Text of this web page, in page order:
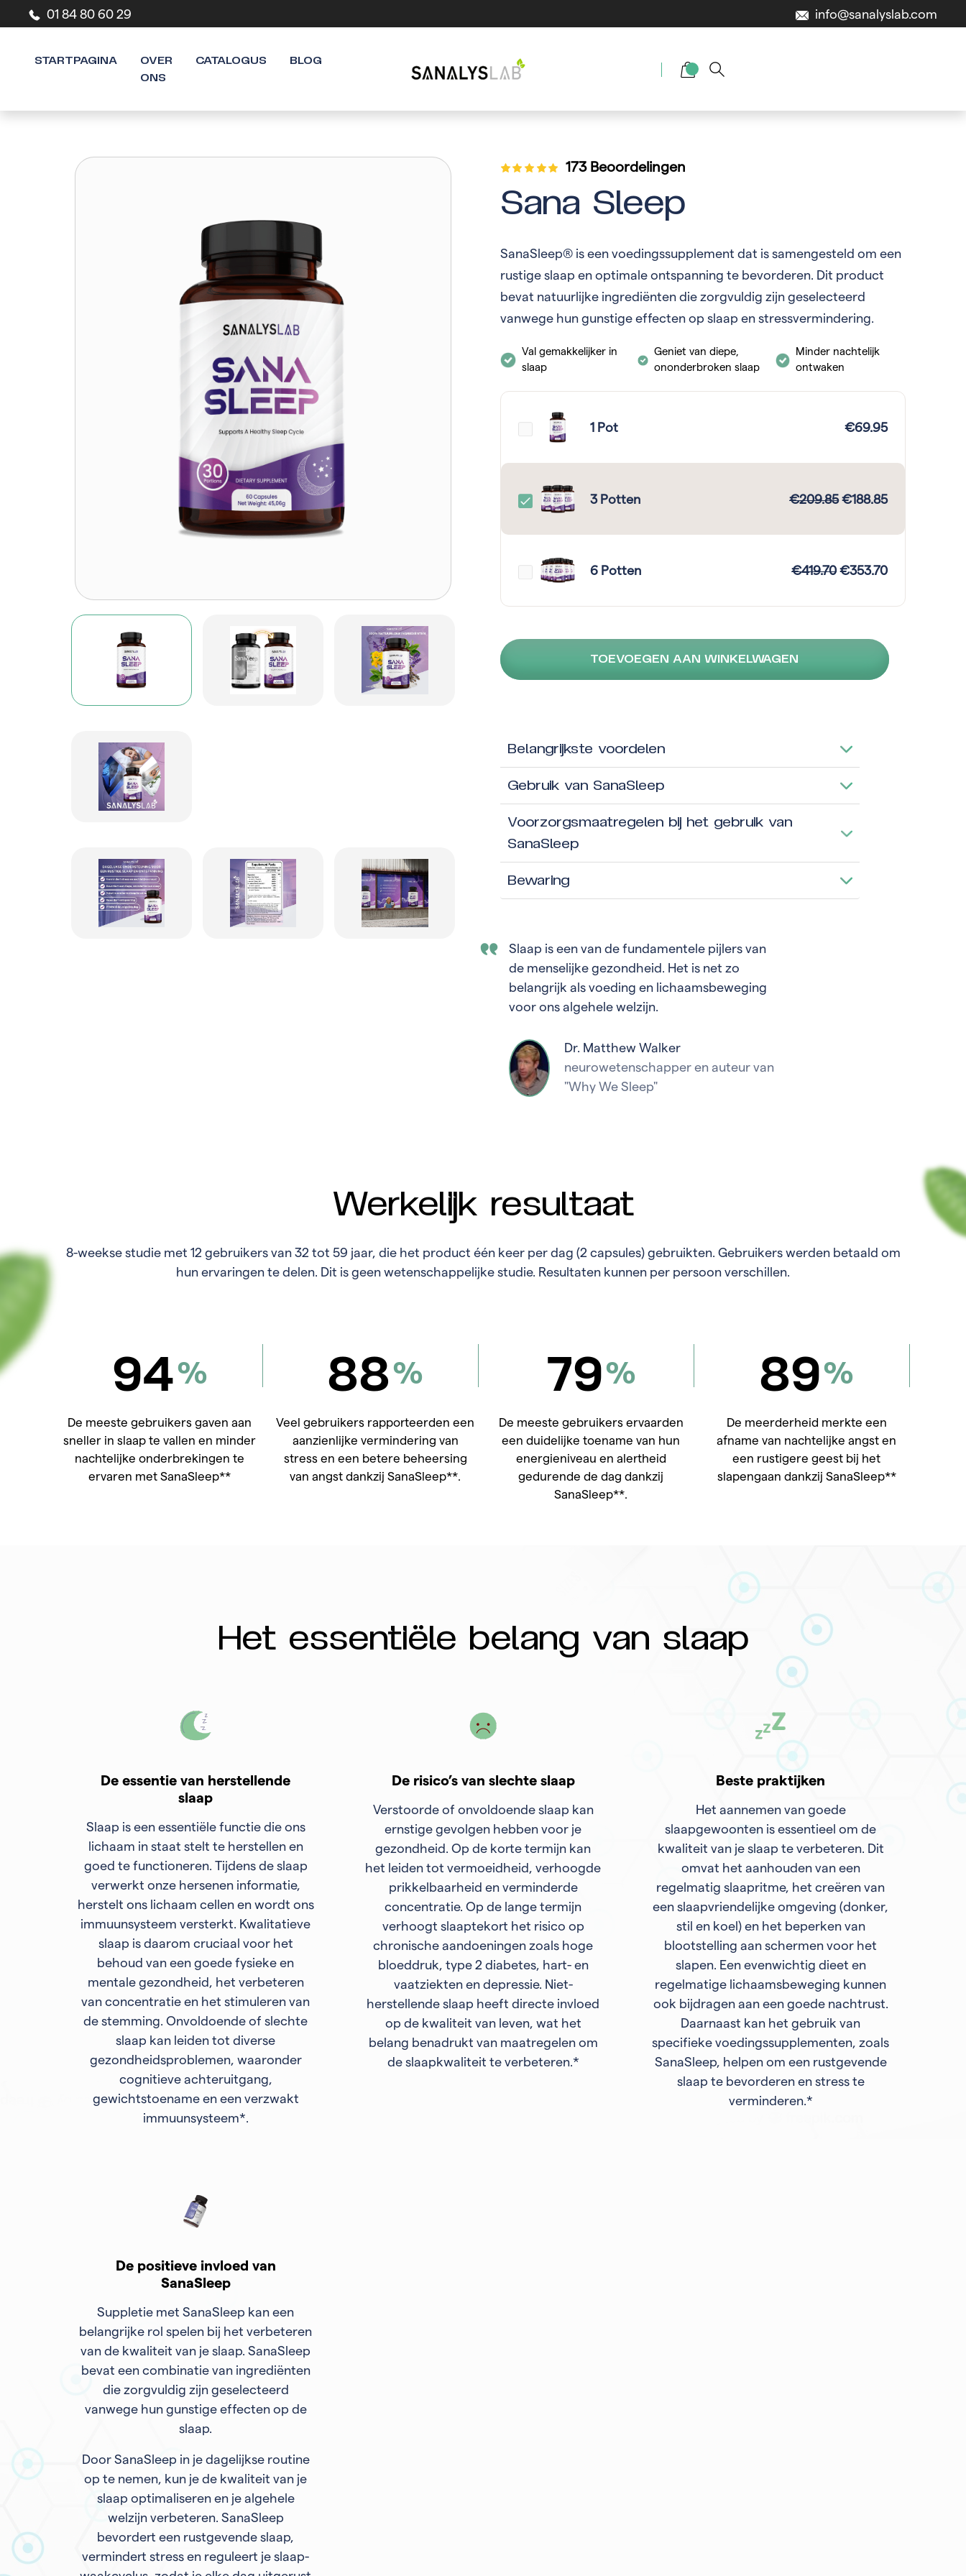
01 84 80 60 29 info@sanalyslab.com
STARTPAGINA
OVER
ONS
CATALOGUS BLOG
173 Beoordelingen
Sana Sleep
SanaSleep® is een voedingssupplement dat is samengesteld om een
rustige slaap en optimale ontspanning te bevorderen. Dit product
bevat natuurlijke ingrediënten die zorgvuldig zijn geselecteerd
vanwege hun gunstige effecten op slaap en stressvermindering.
Val gemakkelijker in
slaap
Geniet van diepe,
ononderbroken slaap
Minder nachtelijk
ontwaken
1 Pot €69.95
3 Potten €209.85 €188.85
6 Potten €419.70 €353.70
TOEVOEGEN AAN WINKELWAGEN
Belangrijkste voordelen
Gebruik van SanaSleep
Voorzorgsmaatregelen bij het gebruik van
SanaSleep
Bewaring
Slaap is een van de fundamentele pijlers van
de menselijke gezondheid. Het is net zo
belangrijk als voeding en lichaamsbeweging
voor ons algehele welzijn.
Dr. Matthew Walker
neurowetenschapper en auteur van
"Why We Sleep"
Werkelijk resultaat
8-weekse studie met 12 gebruikers van 32 tot 59 jaar, die het product één keer per dag (2 capsules) gebruikten. Gebruikers werden betaald om
hun ervaringen te delen. Dit is geen wetenschappelijke studie. Resultaten kunnen per persoon verschillen.
94%
De meeste gebruikers gaven aan
sneller in slaap te vallen en minder
nachtelijke onderbrekingen te
ervaren met SanaSleep**
88%
Veel gebruikers rapporteerden een
aanzienlijke vermindering van
stress en een betere beheersing
van angst dankzij SanaSleep**.
79%
De meeste gebruikers ervaarden
een duidelijke toename van hun
energieniveau en alertheid
gedurende de dag dankzij
SanaSleep**.
89%
De meerderheid merkte een
afname van nachtelijke angst en
een rustigere geest bij het
slapengaan dankzij SanaSleep**
Het essentiële belang van slaap
De essentie van herstellende
slaap
Slaap is een essentiële functie die ons
lichaam in staat stelt te herstellen en
goed te functioneren. Tijdens de slaap
verwerkt onze hersenen informatie,
herstelt ons lichaam cellen en wordt ons
immuunsysteem versterkt. Kwalitatieve
slaap is daarom cruciaal voor het
behoud van een goede fysieke en
mentale gezondheid, het verbeteren
van concentratie en het stimuleren van
de stemming. Onvoldoende of slechte
slaap kan leiden tot diverse
gezondheidsproblemen, waaronder
cognitieve achteruitgang,
gewichtstoename en een verzwakt
immuunsysteem*.
De risico’s van slechte slaap
Verstoorde of onvoldoende slaap kan
ernstige gevolgen hebben voor je
gezondheid. Op de korte termijn kan
het leiden tot vermoeidheid, verhoogde
prikkelbaarheid en verminderde
concentratie. Op de lange termijn
verhoogt slaaptekort het risico op
chronische aandoeningen zoals hoge
bloeddruk, type 2 diabetes, hart- en
vaatziekten en depressie. Niet-
herstellende slaap heeft directe invloed
op de kwaliteit van leven, wat het
belang benadrukt van maatregelen om
de slaapkwaliteit te verbeteren.*
Beste praktijken
Het aannemen van goede
slaapgewoonten is essentieel om de
kwaliteit van je slaap te verbeteren. Dit
omvat het aanhouden van een
regelmatig slaapritme, het creëren van
een slaapvriendelijke omgeving (donker,
stil en koel) en het beperken van
blootstelling aan schermen voor het
slapen. Een evenwichtig dieet en
regelmatige lichaamsbeweging kunnen
ook bijdragen aan een goede nachtrust.
Daarnaast kan het gebruik van
specifieke voedingssupplementen, zoals
SanaSleep, helpen om een rustgevende
slaap te bevorderen en stress te
verminderen.*
De positieve invloed van
SanaSleep
Suppletie met SanaSleep kan een
belangrijke rol spelen bij het verbeteren
van de kwaliteit van je slaap. SanaSleep
bevat een combinatie van ingrediënten
die zorgvuldig zijn geselecteerd
vanwege hun gunstige effecten op de
slaap.
Door SanaSleep in je dagelijkse routine
op te nemen, kun je de kwaliteit van je
slaap optimaliseren en je algehele
welzijn verbeteren. SanaSleep
bevordert een rustgevende slaap,
vermindert stress en reguleert je slaap-